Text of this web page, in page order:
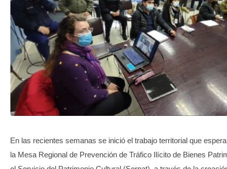
En las recientes semanas se inició el trabajo territorial que
la Mesa Regional de Prevención de Tráfico Ilícito de Bienes